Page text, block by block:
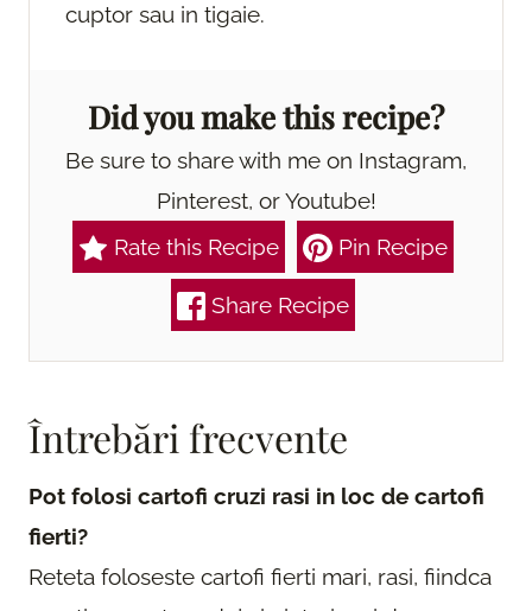
cuptor sau in tigaie.
Did you make this recipe?
Be sure to share with me on Instagram,
Pinterest, or Youtube!
Rate this Recipe
Pin Recipe
Share Recipe
Întrebări frecvente
Pot folosi cartofi cruzi rasi in loc de cartofi
fierti?
Reteta foloseste cartofi fierti mari, rasi, fiindca